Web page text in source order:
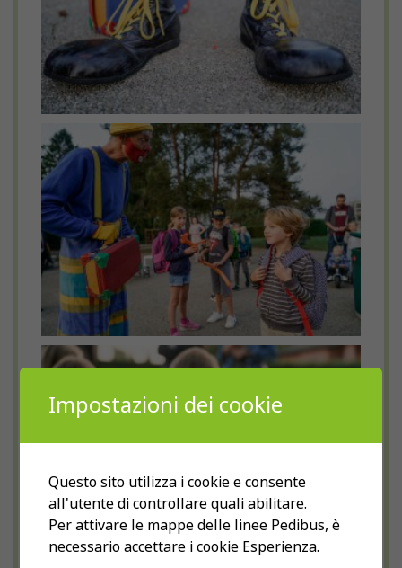
Impostazioni dei cookie
Questo sito utilizza i cookie e consente
all'utente di controllare quali abilitare.
Per attivare le mappe delle linee Pedibus, è
necessario accettare i cookie Esperienza.